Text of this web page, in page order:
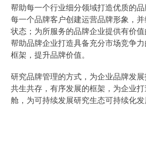
帮助每一个行业细分领域打造优质的
每一个品牌客户创建运营品牌形象，
状态；为所服务的品牌企业提供有价值
帮助品牌企业打造具备充分市场竞争
框架，提升品牌价值。
研究品牌管理的方式，为企业品牌发
共生共存，有序发展的框架，为企业
舱，为可持续发展研究生态可持续化发